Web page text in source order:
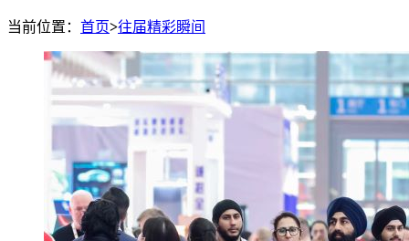
当前位置： 首页>往届精彩瞬间